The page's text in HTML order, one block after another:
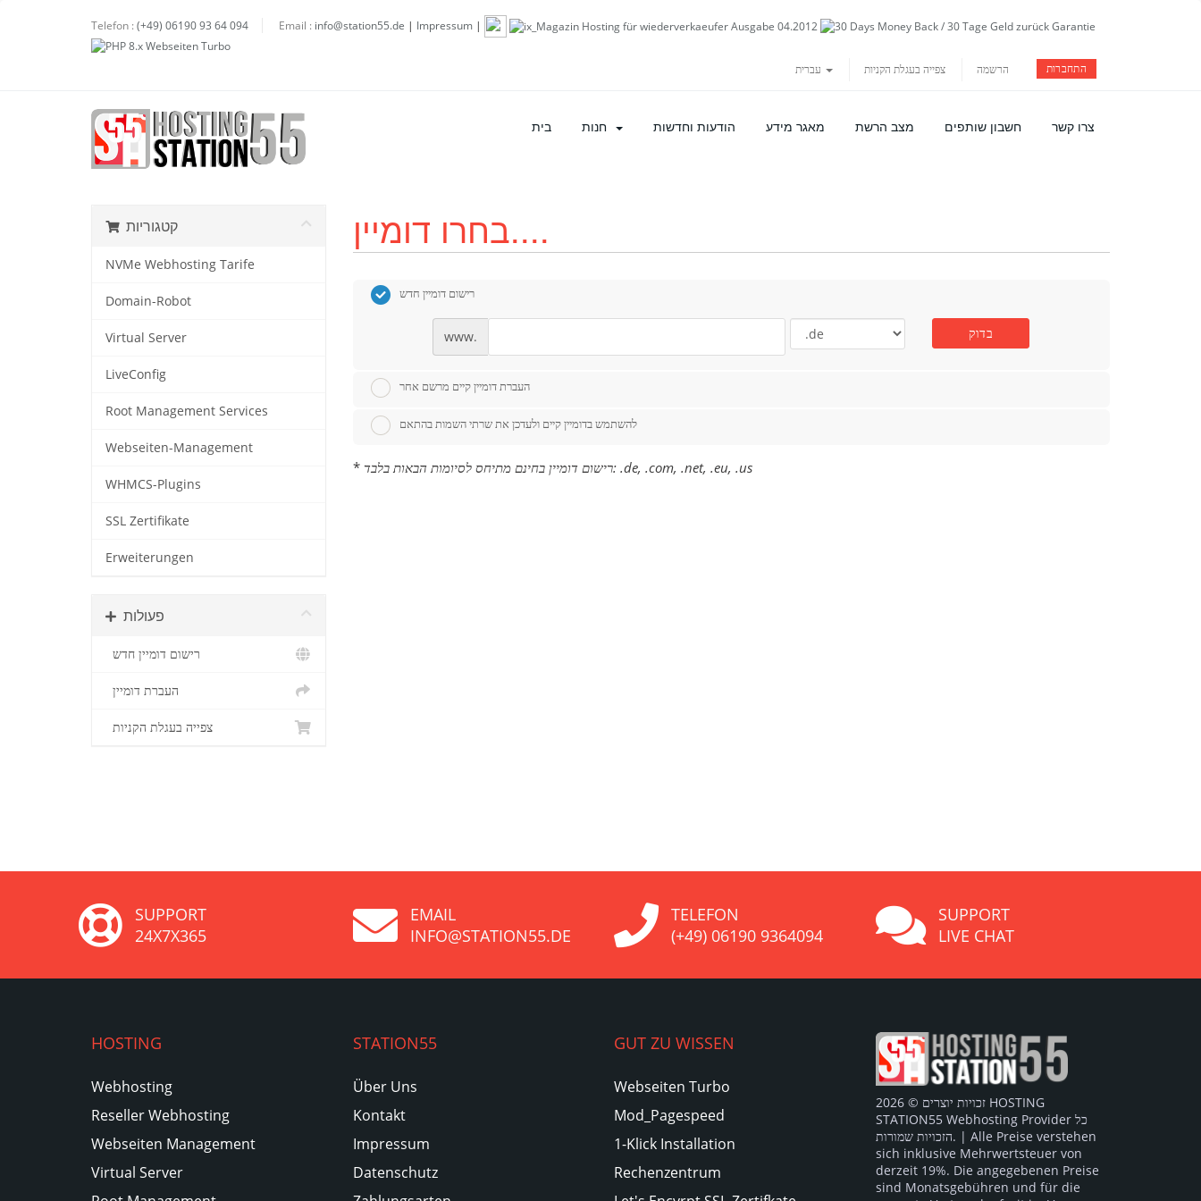
Telefon : (+49) 06190 93 64 094 Email : info@station55.de | Impressum |
צפייה בעגלת הקניות הרשמה התחברות
בית הודעות וחדשות מאגר מידע מצב הרשת חשבון שותפים צרו קשר
קטגוריות
NVMe Webhosting Tarife
Domain-Robot
Virtual Server
LiveConfig
Root Management Services
Webseiten-Management
WHMCS-Plugins
SSL Zertifikate
Erweiterungen
פעולות
רישום דומיין חדש
העברת דומיין
צפייה בעגלת הקניות
בחרו דומיין....
רישום דומיין חדש
www. בדוק
העברת דומיין קיים מרשם אחר
להשתמש בדומיין קיים ולעדכן את שרתי השמות בהתאם
* רישום דומיין בחינם מתיחס לסיומות הבאות בלבד: .de, .com, .net, .eu, .us
SUPPORT
24X7X365
EMAIL
INFO@STATION55.DE
TELEFON
(+49) 06190 9364094
SUPPORT
LIVE CHAT
HOSTING
Webhosting
Reseller Webhosting
Webseiten Management
Virtual Server
STATION55
Über Uns
Kontakt
Impressum
Datenschutz
GUT ZU WISSEN
Webseiten Turbo
Mod_Pagespeed
1-Klick Installation
Rechenzentrum
זכויות יוצרים © 2026 HOSTING
STATION55 Webhosting Provider כל
הזכויות שמורות. | Alle Preise verstehen
sich inklusive Mehrwertsteuer von
derzeit 19%. Die angegebenen Preise
sind Monatsgebühren und für die